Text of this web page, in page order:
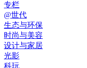
专栏
@世代
生态与环保
时尚与美容
设计与家居
光影
科玩